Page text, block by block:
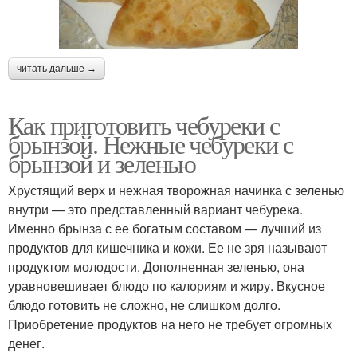
читать дальше →
Как приготовить чебуреки с
брынзой. Нежные чебуреки с
брынзой и зеленью
Хрустящий верх и нежная творожная начинка с зеленью
внутри — это представленный вариант чебурека.
Именно брынза с ее богатым составом — лучший из
продуктов для кишечника и кожи. Ее не зря называют
продуктом молодости. Дополненная зеленью, она
уравновешивает блюдо по калориям и жиру. Вкусное
блюдо готовить не сложно, не слишком долго.
Приобретение продуктов на него не требует огромных
денег.